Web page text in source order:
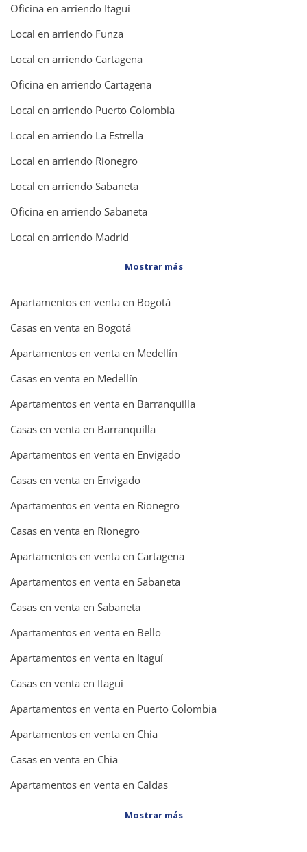
Oficina en arriendo Itaguí
Local en arriendo Funza
Local en arriendo Cartagena
Oficina en arriendo Cartagena
Local en arriendo Puerto Colombia
Local en arriendo La Estrella
Local en arriendo Rionegro
Local en arriendo Sabaneta
Oficina en arriendo Sabaneta
Local en arriendo Madrid
Mostrar más
Apartamentos en venta en Bogotá
Casas en venta en Bogotá
Apartamentos en venta en Medellín
Casas en venta en Medellín
Apartamentos en venta en Barranquilla
Casas en venta en Barranquilla
Apartamentos en venta en Envigado
Casas en venta en Envigado
Apartamentos en venta en Rionegro
Casas en venta en Rionegro
Apartamentos en venta en Cartagena
Apartamentos en venta en Sabaneta
Casas en venta en Sabaneta
Apartamentos en venta en Bello
Apartamentos en venta en Itaguí
Casas en venta en Itaguí
Apartamentos en venta en Puerto Colombia
Apartamentos en venta en Chia
Casas en venta en Chia
Apartamentos en venta en Caldas
Mostrar más